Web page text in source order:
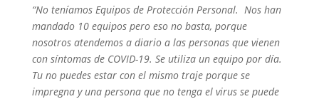
“No teníamos Equipos de Protección Personal. Nos han
mandado 10 equipos pero eso no basta, porque
nosotros atendemos a diario a las personas que vienen
con síntomas de COVID-19. Se utiliza un equipo por día.
Tu no puedes estar con el mismo traje porque se
impregna y una persona que no tenga el virus se puede